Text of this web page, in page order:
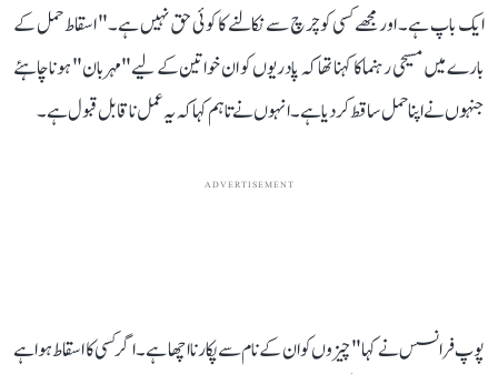
ایک باپ ہے۔ اور مجھے کسی کو چرچ سے نکالنے کا کوئی حق نہیں ہے۔" اسقاط حمل کے
بارے میں مسیحی رہنما کا کہنا تھا کہ پادریوں کو ان خواتین کے لیے"مہربان" ہونا چاہئے
جنہوں نے اپنا حمل ساقط کردیا ہے۔ انہوں نے تاہم کہا کہ یہ عمل ناقابل قبول ہے۔
ADVERTISEMENT
پوپ فرانسس نے کہا "چیزوں کو ان کے نام سے پکارنا اچھا ہے۔ اگر کسی کا اسقاط ہوا ہے